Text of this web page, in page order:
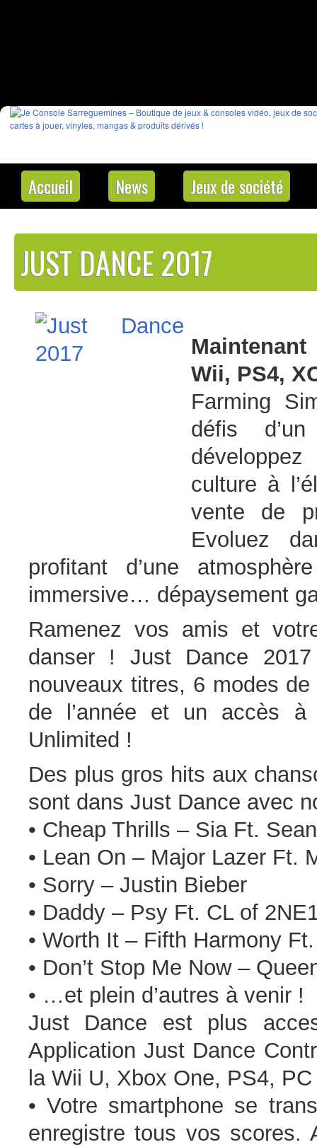
Accueil News Jeux de société
JUST DANCE 2017
Wii, PS4,
Farming
défis
culture à
vente de
Evoluez
profitant d’une
immersive… dépaysement
Ramenez vos amis et
danser ! Just Dance
nouveaux titres, 6 modes
de l’année et un accès
Unlimited !
Des plus gros hits aux
sont dans Just Dance avec
• Cheap Thrills – Sia Ft.
• Lean On – Major Lazer Ft.
• Sorry – Justin Bieber
• Daddy – Psy Ft. CL of
• Worth It – Fifth Harmony
• Don’t Stop Me Now –
• …et plein d’autres à venir !
Just Dance est plus
Application Just Dance
la Wii U, Xbox One, PS4,
• Votre smartphone se
enregistre tous vos scores.